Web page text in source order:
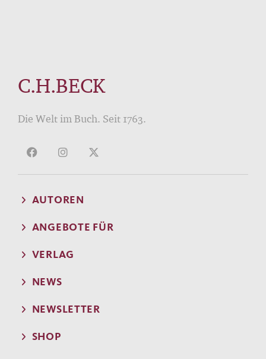
C.H.BECK
Die Welt im Buch. Seit 1763.
AUTOREN
ANGEBOTE FÜR
VERLAG
NEWS
NEWSLETTER
SHOP